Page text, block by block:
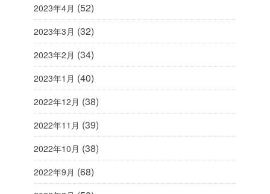
2023年4月 (52)
2023年3月 (32)
2023年2月 (34)
2023年1月 (40)
2022年12月 (38)
2022年11月 (39)
2022年10月 (38)
2022年9月 (68)